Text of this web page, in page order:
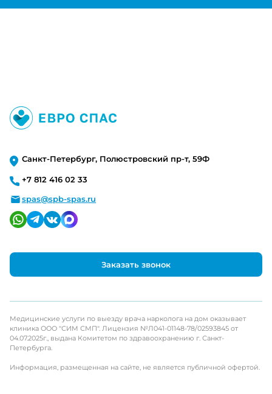
Санкт-Петербург, Полюстровский пр-т, 59Ф
+7 812 416 02 33
spas@spb-spas.ru
Заказать звонок
Медицинские услуги по выезду врача нарколога на дом оказывает
клиника ООО "СИМ СМП". Лицензия №Л041-01148-78/02593845 от
04.07.2025г., выдана Комитетом по здравоохранению г. Санкт-
Петербурга.
Информация, размещенная на сайте, не является публичной офертой.